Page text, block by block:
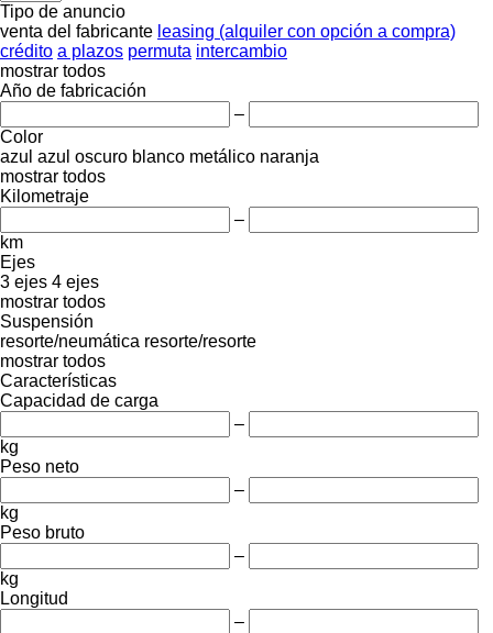
Tipo de anuncio
venta del fabricante leasing (alquiler con opción a compra)
crédito a plazos permuta intercambio
mostrar todos
Año de fabricación
–
Color
azul azul oscuro blanco metálico naranja
mostrar todos
Kilometraje
–
km
Ejes
3 ejes 4 ejes
mostrar todos
Suspensión
resorte/neumática resorte/resorte
mostrar todos
Características
Capacidad de carga
–
kg
Peso neto
–
kg
Peso bruto
–
kg
Longitud
–